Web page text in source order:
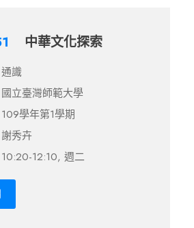
中華文化探索
通識
國立臺灣師範大學
109學年第1學期
謝秀卉
10:20-12:10, 週二